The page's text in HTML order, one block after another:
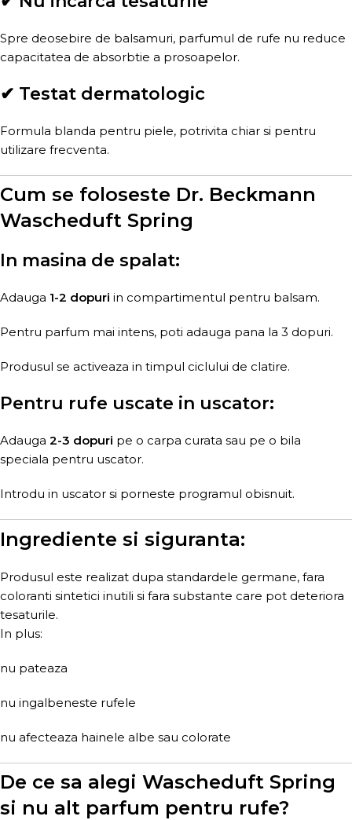
Spre deosebire de balsamuri, parfumul de rufe nu reduce
capacitatea de absorbtie a prosoapelor.
✔ Testat dermatologic
Formula blanda pentru piele, potrivita chiar si pentru
utilizare frecventa.
Cum se foloseste Dr. Beckmann
Wascheduft Spring
In masina de spalat:
Adauga 1-2 dopuri in compartimentul pentru balsam.
Pentru parfum mai intens, poti adauga pana la 3 dopuri.
Produsul se activeaza in timpul ciclului de clatire.
Pentru rufe uscate in uscator:
Adauga 2-3 dopuri pe o carpa curata sau pe o bila
speciala pentru uscator.
Introdu in uscator si porneste programul obisnuit.
Ingrediente si siguranta:
Produsul este realizat dupa standardele germane, fara
coloranti sintetici inutili si fara substante care pot deteriora
tesaturile.
In plus:
nu pateaza
nu ingalbeneste rufele
nu afecteaza hainele albe sau colorate
De ce sa alegi Wascheduft Spring
si nu alt parfum pentru rufe?